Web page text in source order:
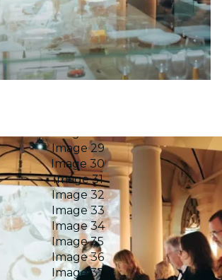
Image 20
Image 21
Image 22
Image 23
Image 24
Image 29
Image 30
Image 31
Image 32
Image 33
Image 34
Image 35
Image 36
Image 37